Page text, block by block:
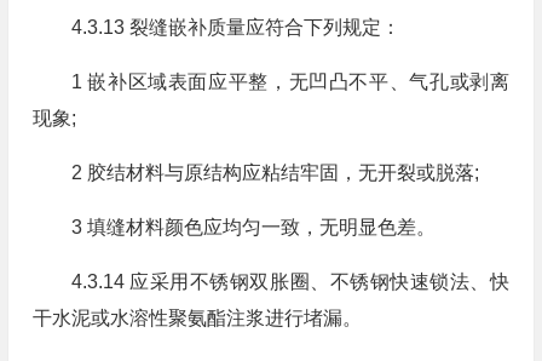
4.3.13 裂缝嵌补质量应符合下列规定：
1 嵌补区域表面应平整，无凹凸不平、气孔或剥离
现象;
2 胶结材料与原结构应粘结牢固，无开裂或脱落;
3 填缝材料颜色应均匀一致，无明显色差。
4.3.14 应采用不锈钢双胀圈、不锈钢快速锁法、快
干水泥或水溶性聚氨酯注浆进行堵漏。